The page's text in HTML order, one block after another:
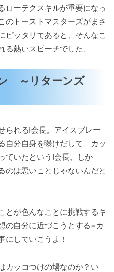
ローテクスキルが重要になっ
のトーストマスターズがまさ
ピッタリであると、そんなこ
る熱いスピーチでした。
～リターンズ
られるI会長。アイスブレー
自分自身を曝けだして、カッ
ていたというI会長。しか
のは悪いことじゃないんだと
とが色んなことに挑戦するキ
の自分に近づこうとする=カ
にしていこうよ！
カッコつけの場なのか？い